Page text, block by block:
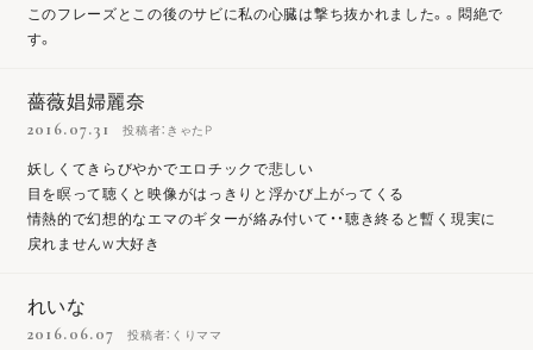
このフレーズとこの後のサビに私の心臓は撃ち抜かれました。。悶絶で
す。
薔薇娼婦麗奈
2016.07.31 投稿者：きゃたP
妖しくてきらびやかでエロチックで悲しい
目を瞑って聴くと映像がはっきりと浮かび上がってくる
情熱的で幻想的なエマのギターが絡み付いて・・聴き終ると暫く現実に
戻れませんw大好き
れいな
2016.06.07 投稿者：くりママ